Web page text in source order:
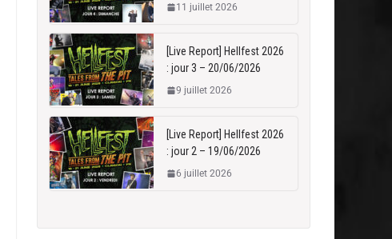
11 juillet 2026
[Live Report] Hellfest 2026
: jour 3 – 20/06/2026
9 juillet 2026
[Live Report] Hellfest 2026
: jour 2 – 19/06/2026
6 juillet 2026